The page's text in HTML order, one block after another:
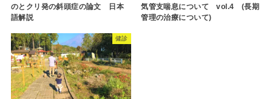
のとクリ発の斜頭症の論文 日本
語解説
気管支喘息について vol.4 (長期
管理の治療について)
健診